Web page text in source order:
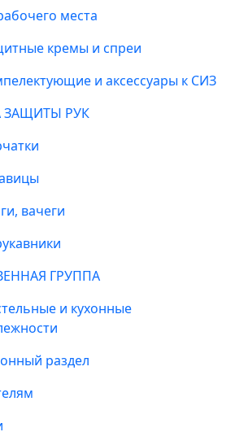
места
кремы и спреи
и аксессуары к СИЗ
ЗАЩИТЫ РУК
вачеги
ГРУППА
и кухонные
раздел